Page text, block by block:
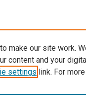
make our site work.
content and your
settings link. For